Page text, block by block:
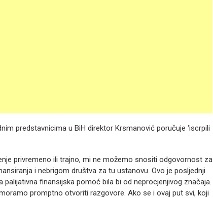
predstavnicima u BiH direktor Krsmanović poručuje ‘iscrpili
privremeno ili trajno, mi ne možemo snositi odgovornost za
i nebrigom društva za tu ustanovu. Ovo je posljednji
finansijska pomoć bila bi od neprocjenjivog značaja.
promptno otvoriti razgovore. Ako se i ovaj put svi, koji